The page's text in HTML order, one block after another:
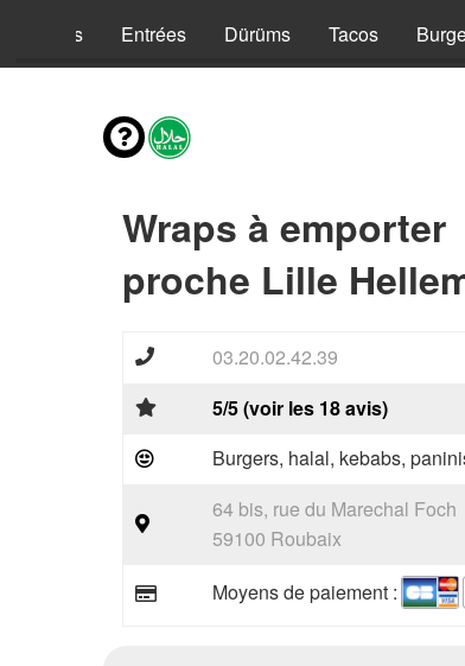
Kebabs Entrées Dürüms Tacos
Wraps à emporter
proche Lille
03.20.02.42.39
5/5 (voir les 18 avis)
Burgers, halal, kebabs,
64 bis, rue du Marechal Foch
59100 Roubaix
Moyens de paiement :